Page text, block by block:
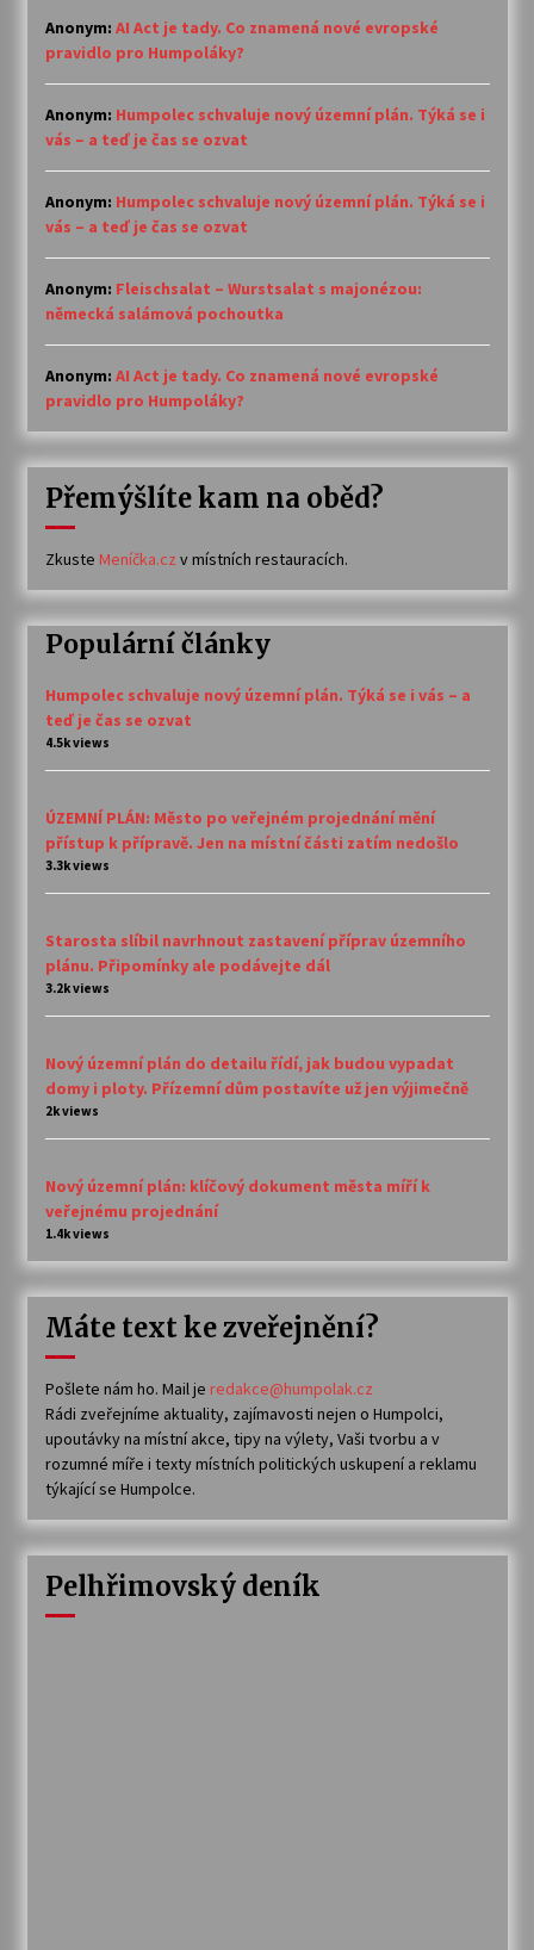
Anonym: AI Act je tady. Co znamená nové evropské
pravidlo pro Humpoláky?
Anonym: Humpolec schvaluje nový územní plán. Týká se i
vás – a teď je čas se ozvat
Anonym: Humpolec schvaluje nový územní plán. Týká se i
vás – a teď je čas se ozvat
Anonym: Fleischsalat – Wurstsalat s majonézou:
německá salámová pochoutka
Anonym: AI Act je tady. Co znamená nové evropské
pravidlo pro Humpoláky?
Přemýšlíte kam na oběd?
Zkuste Meníčka.cz v místních restauracích.
Populární články
Humpolec schvaluje nový územní plán. Týká se i vás – a
teď je čas se ozvat
4.5k views
ÚZEMNÍ PLÁN: Město po veřejném projednání mění
přístup k přípravě. Jen na místní části zatím nedošlo
3.3k views
Starosta slíbil navrhnout zastavení příprav územního
plánu. Připomínky ale podávejte dál
3.2k views
Nový územní plán do detailu řídí, jak budou vypadat
domy i ploty. Přízemní dům postavíte už jen výjimečně
2k views
Nový územní plán: klíčový dokument města míří k
veřejnému projednání
1.4k views
Máte text ke zveřejnění?
Pošlete nám ho. Mail je redakce@humpolak.cz
Rádi zveřejníme aktuality, zajímavosti nejen o Humpolci,
upoutávky na místní akce, tipy na výlety, Vaši tvorbu a v
rozumné míře i texty místních politických uskupení a reklamu
týkající se Humpolce.
Pelhřimovský deník